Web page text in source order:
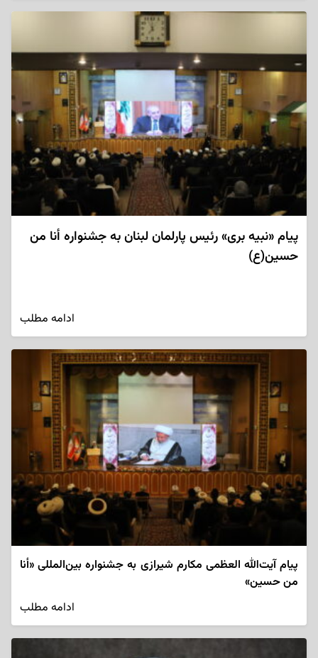
پیام «نبیه بری» رئیس پارلمان لبنان به جشنواره أنا من
حسین(ع)
ادامه مطلب
پیام آیت‌الله العظمی مکارم شیرازی به جشنواره بین‌المللی «أنا
من حسین»
ادامه مطلب